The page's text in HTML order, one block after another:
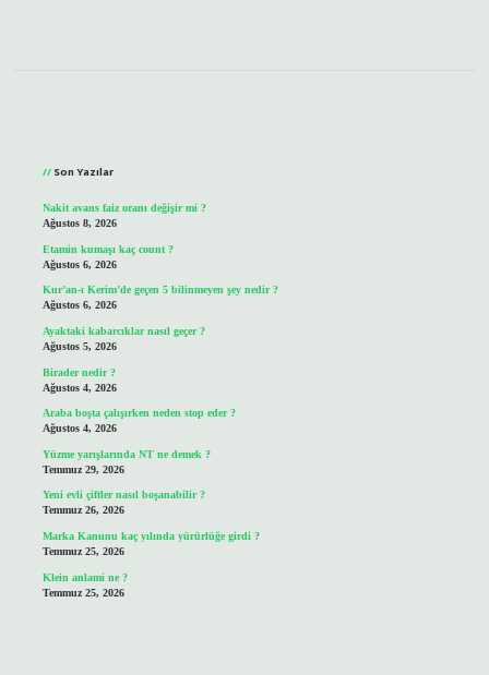
Son Yazılar
Nakit avans faiz oranı değişir mi ?
Ağustos 8, 2026
Etamin kumaşı kaç count ?
Ağustos 6, 2026
Kur’an-ı Kerim’de geçen 5 bilinmeyen şey nedir ?
Ağustos 6, 2026
Ayaktaki kabarcıklar nasıl geçer ?
Ağustos 5, 2026
Birader nedir ?
Ağustos 4, 2026
Araba boşta çalışırken neden stop eder ?
Ağustos 4, 2026
Yüzme yarışlarında NT ne demek ?
Temmuz 29, 2026
Yeni evli çiftler nasıl boşanabilir ?
Temmuz 26, 2026
Marka Kanunu kaç yılında yürürlüğe girdi ?
Temmuz 25, 2026
Klein anlami ne ?
Temmuz 25, 2026